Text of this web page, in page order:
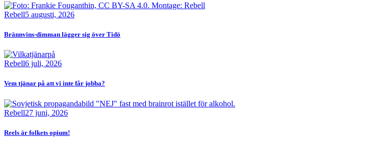
Bild
Rebell5 augusti, 2026
Brännvins-dimman lägger sig över Tidö
Bild
Rebell6 juli, 2026
Vem tjänar på att vi inte får jobba?
Bild
Rebell27 juni, 2026
Reels är folkets opium!